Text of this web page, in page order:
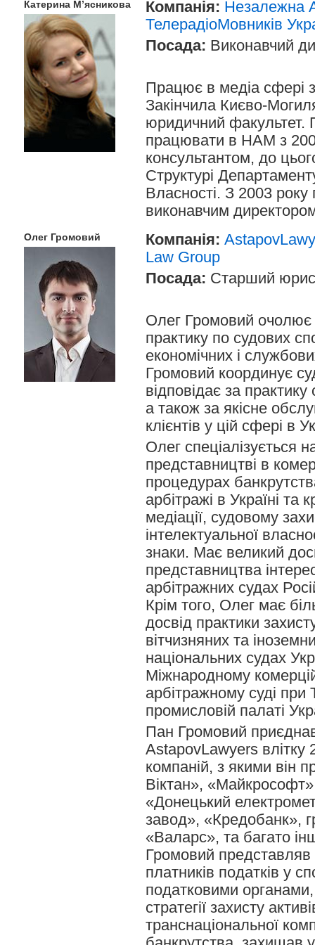
Катерина М’ясникова Компанія: Незалежна
ТелерадіоМовників
Посада: Виконавчий
Працює в медіа сфері
Закінчила Києво-
юридичний факультет.
працювати в НАМ з
консультантом, до
Структурі
Власності. З 2003
виконавчим
Олег Громовий Компанія:
Law Group
Посада: Старший
Олег Громовий
практику по судових
економічних і
Громовий координує
відповідає за
а також за якісне
клієнтів у цій сфері в
Олег спеціалізується
представництві в
процедурах
арбітражі в Україні та
медіації, судовому
інтелектуальної
знаки. Має великий
представництва
арбітражних судах
Крім того, Олег має
досвід практики
вітчизняних та
національних судах
Міжнародному
арбітражному суді при
промисловій палаті
Пан Громовий
AstapovLawyers влітку
компаній, з якими він
Віктан»,
«Донецький
завод», «Кредобанк»,
«Валарс», та багато
Громовий представляв
платників податків у
податковими
стратегії захисту
транснаціональної